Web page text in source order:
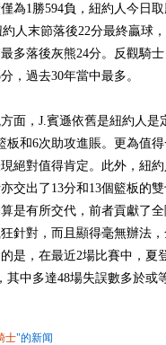
為1勝594負，紐約人今日
人末節落後22分最終贏球
多落後灰熊24分。反觀騎
，過去30年當中最多。
，J.賓遜依舊是紐約人是
板和6次助攻進賬。更為值
絕對值得肯定。此外，紐
交出了13分和13個籃板的
是有所交代，前者貢獻了
針對，而且顯得毫無辦法
是，在最近2場比賽中，夏
其中多達48場失誤數多於
士"的新闻